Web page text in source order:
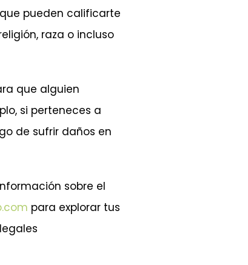
pueden calificarte
raza o incluso
que alguien
si perteneces a
de sufrir daños en
sobre el
para explorar tus